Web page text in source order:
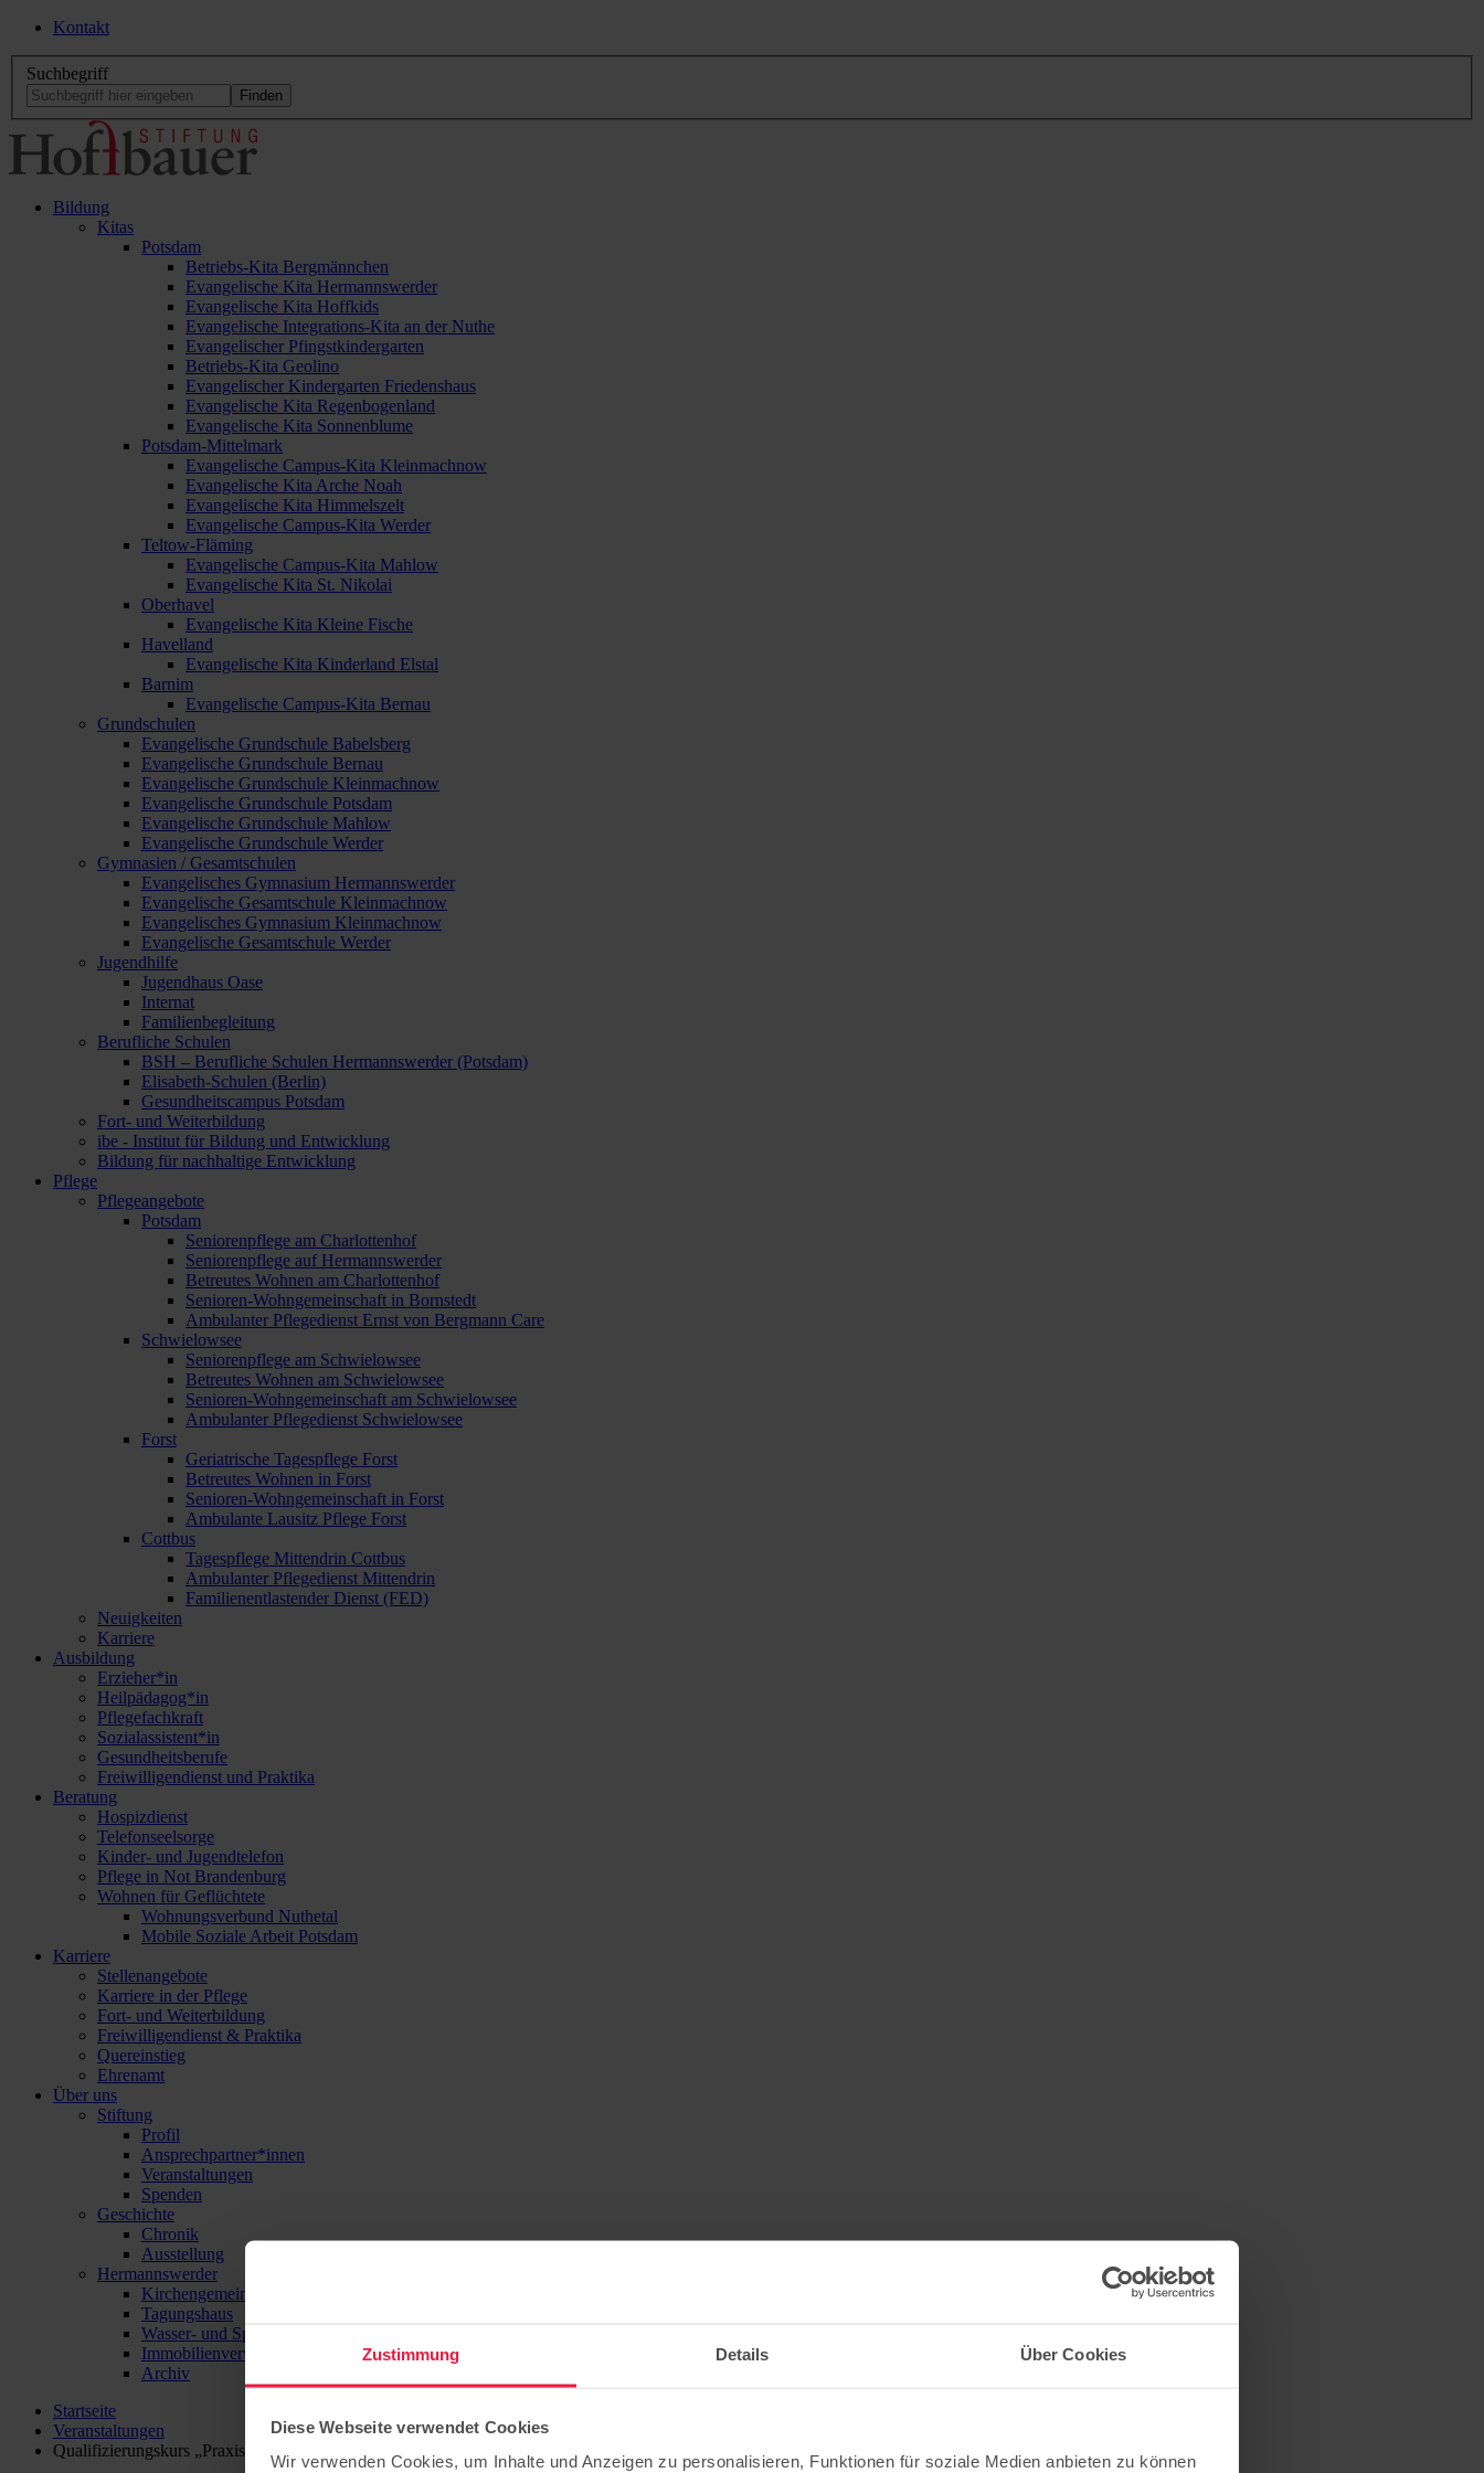
Zustimmung Details Über Cookies
Diese Webseite verwendet Cookies
Wir verwenden Cookies, um Inhalte und Anzeigen zu personalisieren, Funktionen für soziale Medien anbieten zu können
Kontakt
Suchbegriff
Bildung
Kitas
Potsdam
Betriebs-Kita Bergmännchen
Evangelische Kita Hermannswerder
Evangelische Kita Hoffkids
Evangelische Integrations-Kita an der Nuthe
Evangelischer Pfingstkindergarten
Betriebs-Kita Geolino
Evangelischer Kindergarten Friedenshaus
Evangelische Kita Regenbogenland
Evangelische Kita Sonnenblume
Potsdam-Mittelmark
Evangelische Campus-Kita Kleinmachnow
Evangelische Kita Arche Noah
Evangelische Kita Himmelszelt
Evangelische Campus-Kita Werder
Teltow-Fläming
Evangelische Campus-Kita Mahlow
Evangelische Kita St. Nikolai
Oberhavel
Evangelische Kita Kleine Fische
Havelland
Evangelische Kita Kinderland Elstal
Barnim
Evangelische Campus-Kita Bernau
Grundschulen
Evangelische Grundschule Babelsberg
Evangelische Grundschule Bernau
Evangelische Grundschule Kleinmachnow
Evangelische Grundschule Potsdam
Evangelische Grundschule Mahlow
Evangelische Grundschule Werder
Gymnasien / Gesamtschulen
Evangelisches Gymnasium Hermannswerder
Evangelische Gesamtschule Kleinmachnow
Evangelisches Gymnasium Kleinmachnow
Evangelische Gesamtschule Werder
Jugendhilfe
Jugendhaus Oase
Internat
Familienbegleitung
Berufliche Schulen
BSH – Berufliche Schulen Hermannswerder (Potsdam)
Elisabeth-Schulen (Berlin)
Gesundheitscampus Potsdam
Fort- und Weiterbildung
ibe - Institut für Bildung und Entwicklung
Bildung für nachhaltige Entwicklung
Pflege
Pflegeangebote
Potsdam
Seniorenpflege am Charlottenhof
Seniorenpflege auf Hermannswerder
Betreutes Wohnen am Charlottenhof
Senioren-Wohngemeinschaft in Bornstedt
Ambulanter Pflegedienst Ernst von Bergmann Care
Schwielowsee
Seniorenpflege am Schwielowsee
Betreutes Wohnen am Schwielowsee
Senioren-Wohngemeinschaft am Schwielowsee
Ambulanter Pflegedienst Schwielowsee
Forst
Geriatrische Tagespflege Forst
Betreutes Wohnen in Forst
Senioren-Wohngemeinschaft in Forst
Ambulante Lausitz Pflege Forst
Cottbus
Tagespflege Mittendrin Cottbus
Ambulanter Pflegedienst Mittendrin
Familienentlastender Dienst (FED)
Neuigkeiten
Karriere
Ausbildung
Erzieher*in
Heilpädagog*in
Pflegefachkraft
Sozialassistent*in
Gesundheitsberufe
Freiwilligendienst und Praktika
Beratung
Hospizdienst
Telefonseelsorge
Kinder- und Jugendtelefon
Pflege in Not Brandenburg
Wohnen für Geflüchtete
Wohnungsverbund Nuthetal
Mobile Soziale Arbeit Potsdam
Karriere
Stellenangebote
Karriere in der Pflege
Fort- und Weiterbildung
Freiwilligendienst & Praktika
Quereinstieg
Ehrenamt
Über uns
Stiftung
Profil
Ansprechpartner*innen
Veranstaltungen
Spenden
Geschichte
Chronik
Ausstellung
Hermannswerder
Kirchengemeinde
Tagungshaus
Wasser- und Sport-Zentrum Hermannswerder
Immobilienverwaltung
Archiv
Startseite
Veranstaltungen
Qualifizierungskurs „Praxisanleiterin/Praxisanleiter im Sozialwesen“